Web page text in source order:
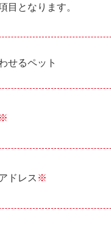
目となります。
せるペット
※
ドレス ※